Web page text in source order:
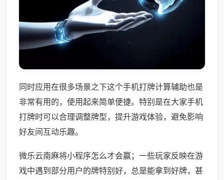
同时应用在很多场景之下这个手机打牌计算辅助也是
非常有用的，使用起来简单便捷。特别是在大家手机
打牌时可以合理调整牌型，提升游戏体验，避免影响
好友间互动乐趣。
微乐云南麻将小程序怎么才会赢；一些玩家反映在游
戏中遇到部分用户的牌特别好，总是能拿到好牌，甚